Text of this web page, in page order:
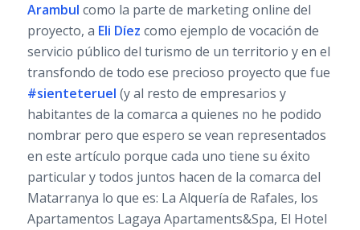
Arambul como la parte de marketing online del
proyecto, a Eli Díez como ejemplo de vocación de
servicio público del turismo de un territorio y en el
transfondo de todo ese precioso proyecto que fue
#sienteteruel (y al resto de empresarios y
habitantes de la comarca a quienes no he podido
nombrar pero que espero se vean representados
en este artículo porque cada uno tiene su éxito
particular y todos juntos hacen de la comarca del
Matarranya lo que es: La Alquería de Rafales, los
Apartamentos Lagaya Apartaments&Spa, El Hotel